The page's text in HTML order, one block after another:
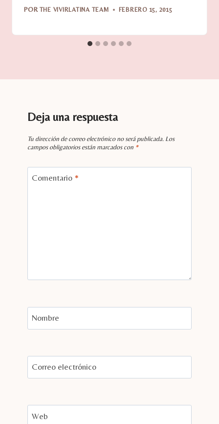
POR THE VIVIRLATINA TEAM FEBRERO 15, 2015
Deja una respuesta
Tu dirección de correo electrónico no será publicada. Los
campos obligatorios están marcados con *
Comentario *
Nombre
Correo electrónico
Web